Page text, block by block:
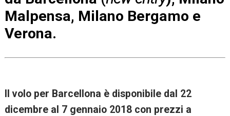
Malpensa, Milano Bergamo e
Verona.
Il volo per Barcellona è disponibile dal 22
dicembre al 7 gennaio 2018 con prezzi a